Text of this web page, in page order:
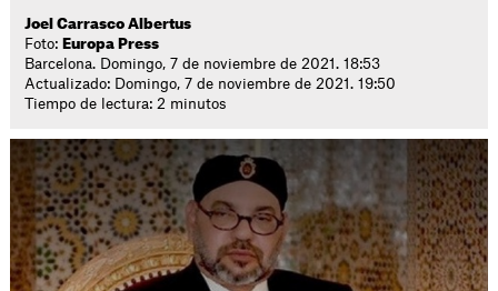
Joel Carrasco Albertus
Foto: Europa Press
Barcelona. Domingo, 7 de noviembre de 2021. 18:53
Actualizado: Domingo, 7 de noviembre de 2021. 19:50
Tiempo de lectura: 2 minutos